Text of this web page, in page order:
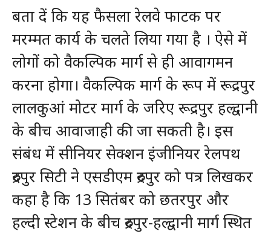
बता दें कि यह फैसला रेलवे फाटक पर
मरम्मत कार्य के चलते लिया गया है ‌। ऐसे में
लोगों को वैकल्पिक मार्ग से ही आवागमन
करना होगा। वैकल्पिक मार्ग के रूप में रूद्रपुर
लालकुआं मोटर मार्ग के जरिए रूद्रपुर हल्द्वानी
के बीच आवाजाही की जा सकती है। इस
संबंध में सीनियर सेक्शन इंजीनियर रेलपथ
रुद्रपुर सिटी ने एसडीएम रुद्रपुर को पत्र लिखकर
कहा है कि 13 सितंबर को छतरपुर और
हल्दी स्टेशन के बीच रुद्रपुर-हल्द्वानी मार्ग स्थित